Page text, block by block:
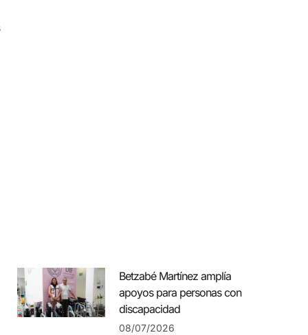
Betzabé Martínez amplía
apoyos para personas con
discapacidad
08/07/2026